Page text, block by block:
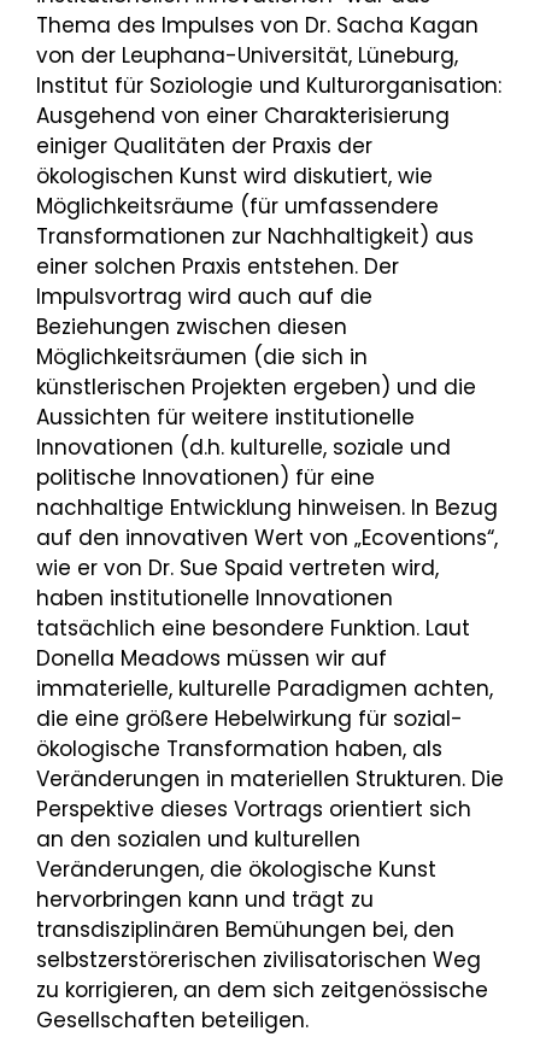
Thema des Impulses von Dr. Sacha Kagan
von der Leuphana-Universität, Lüneburg,
Institut für Soziologie und Kulturorganisation:
Ausgehend von einer Charakterisierung
einiger Qualitäten der Praxis der
ökologischen Kunst wird diskutiert, wie
Möglichkeitsräume (für umfassendere
Transformationen zur Nachhaltigkeit) aus
einer solchen Praxis entstehen. Der
Impulsvortrag wird auch auf die
Beziehungen zwischen diesen
Möglichkeitsräumen (die sich in
künstlerischen Projekten ergeben) und die
Aussichten für weitere institutionelle
Innovationen (d.h. kulturelle, soziale und
politische Innovationen) für eine
nachhaltige Entwicklung hinweisen. In Bezug
auf den innovativen Wert von „Ecoventions“,
wie er von Dr. Sue Spaid vertreten wird,
haben institutionelle Innovationen
tatsächlich eine besondere Funktion. Laut
Donella Meadows müssen wir auf
immaterielle, kulturelle Paradigmen achten,
die eine größere Hebelwirkung für sozial-
ökologische Transformation haben, als
Veränderungen in materiellen Strukturen. Die
Perspektive dieses Vortrags orientiert sich
an den sozialen und kulturellen
Veränderungen, die ökologische Kunst
hervorbringen kann und trägt zu
transdisziplinären Bemühungen bei, den
selbstzerstörerischen zivilisatorischen Weg
zu korrigieren, an dem sich zeitgenössische
Gesellschaften beteiligen.